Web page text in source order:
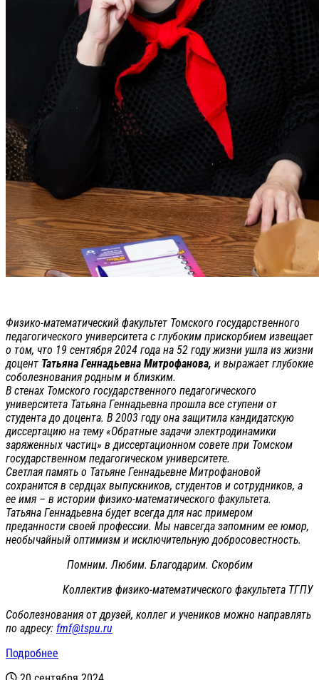
Физико-математический факультет Томского государственного
педагогического университета с глубоким прискорбием извещает
о том, что 19 сентября 2024 года на 52 году жизни ушла из жизни
доцент Татьяна Геннадьевна Митрофанова, и выражает глубокие
соболезнования родным и близким.
В стенах Томского государственного педагогического
университета Татьяна Геннадьевна прошла все ступени от
студента до доцента. В 2003 году она защитила кандидатскую
диссертацию на тему «Обратные задачи электродинамики
заряженных частиц» в диссертационном совете при Томском
государственном педагогическом университете.
Светлая память о Татьяне Геннадьевне Митрофановой
сохранится в сердцах выпускников, студентов и сотрудников, а
ее имя – в истории физико-математического факультета.
Татьяна Геннадьевна будет всегда для нас примером
преданности своей профессии. Мы навсегда запомним ее юмор,
необычайный оптимизм и исключительную добросовестность.
Помним. Любим. Благодарим. Скорбим
Коллектив физико-математического факультета ТГПУ
Соболезнования от друзей, коллег и учеников можно направлять
по адресу: fmf@tspu.ru
Подробнее